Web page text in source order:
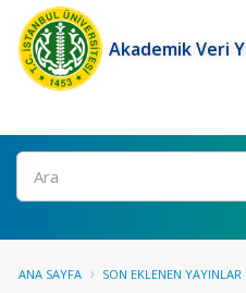
Akademik Veri
Ara
ANA SAYFA SON EKLENEN YAYINLAR